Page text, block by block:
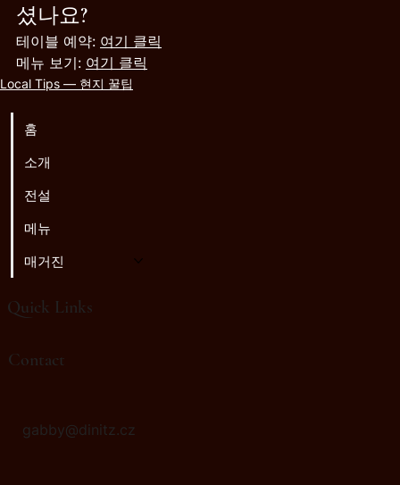
셨나요?
테이블 예약: 여기 클릭
메뉴 보기: 여기 클릭
Local Tips — 현지 꿀팁
Contact
gabby@dinitz.cz
Quick Links
홈
소개
전설
메뉴
매거진